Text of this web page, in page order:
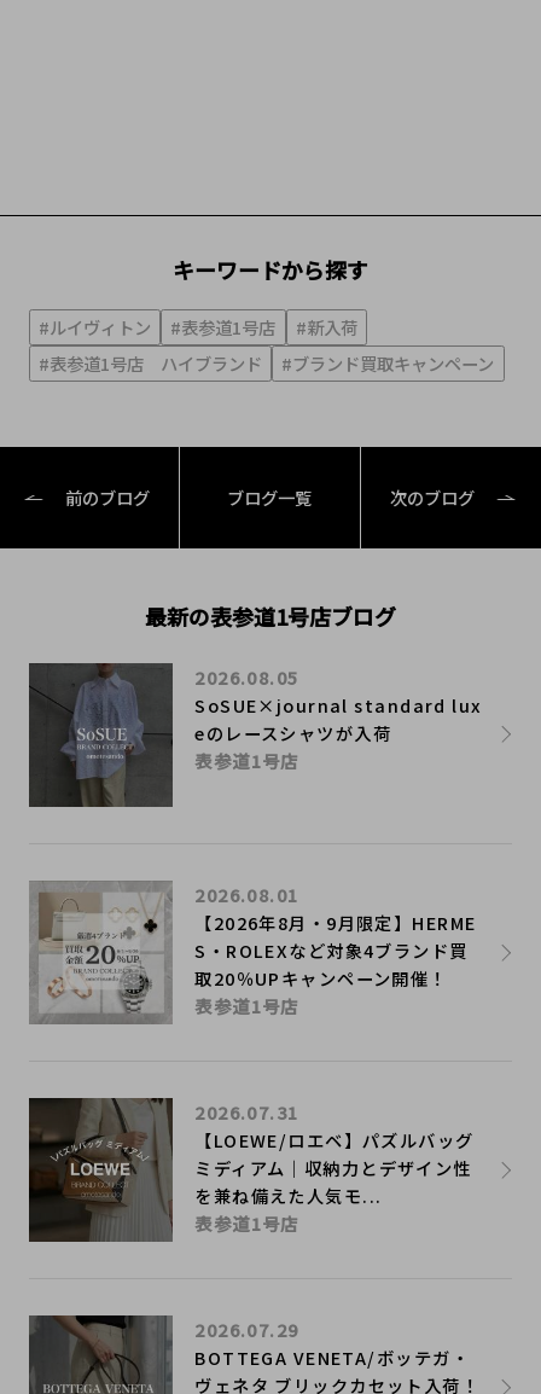
キーワードから探す
#ルイヴィトン #表参道1号店
#新入荷
#表参道1号店 ハイブランド
#ブランド買取キャンペーン
前のブログ ブログ一覧 次のブログ
最新の表参道1号店ブログ
SoSUE×journal standard lux
eのレースシャツが入荷
2026.08.05
表参道1号店
【2026年8月・9月限定】HERME
S・ROLEXなど対象4ブランド買
取20％UPキャンペーン開催！
2026.08.01
表参道1号店
【LOEWE/ロエベ】パズルバッグ
ミディアム｜収納力とデザイン性
を兼ね備えた人気モ...
2026.07.31
表参道1号店
BOTTEGA VENETA/ボッテガ・
ヴェネタ ブリックカセット入荷！
2026.07.29